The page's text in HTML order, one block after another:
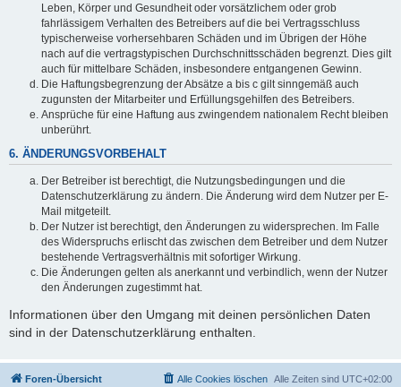
Leben, Körper und Gesundheit oder vorsätzlichem oder grob
fahrlässigem Verhalten des Betreibers auf die bei Vertragsschluss
typischerweise vorhersehbaren Schäden und im Übrigen der Höhe
nach auf die vertragstypischen Durchschnittsschäden begrenzt. Dies gilt
auch für mittelbare Schäden, insbesondere entgangenen Gewinn.
Die Haftungsbegrenzung der Absätze a bis c gilt sinngemäß auch
zugunsten der Mitarbeiter und Erfüllungsgehilfen des Betreibers.
Ansprüche für eine Haftung aus zwingendem nationalem Recht bleiben
unberührt.
6. ÄNDERUNGSVORBEHALT
Der Betreiber ist berechtigt, die Nutzungsbedingungen und die
Datenschutzerklärung zu ändern. Die Änderung wird dem Nutzer per E-
Mail mitgeteilt.
Der Nutzer ist berechtigt, den Änderungen zu widersprechen. Im Falle
des Widerspruchs erlischt das zwischen dem Betreiber und dem Nutzer
bestehende Vertragsverhältnis mit sofortiger Wirkung.
Die Änderungen gelten als anerkannt und verbindlich, wenn der Nutzer
den Änderungen zugestimmt hat.
Informationen über den Umgang mit deinen persönlichen Daten
sind in der Datenschutzerklärung enthalten.
Foren-Übersicht Alle Zeiten sind UTC+02:00
Alle Cookies löschen